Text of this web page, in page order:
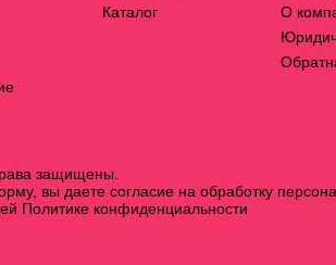
Каталог
О
защищены.
вы даете согласие на обработку
Политике конфиденциальности